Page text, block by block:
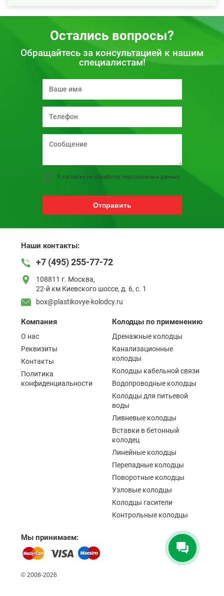
Остались вопросы?
Обращайтесь за консультацией к нашим
специалистам!
Я согласен на обработку персональных данных
Отправить
Наши контакты:
+7 (495) 255-77-72
108811 г. Москва,
22-й км Киевского шоссе, д. 6, с. 1
box@plastikovye-kolodcy.ru
Компания
О нас
Реквизиты
Контакты
Политика
конфиденциальности
Колодцы по применению
Дренажные колодцы
Канализационные
колодцы
Колодцы кабельной связи
Водопроводные колодцы
Колодцы для питьевой
воды
Ливневые колодцы
Вставки в бетонный
колодец
Линейные колодцы
Перепадные колодцы
Поворотные колодцы
Узловые колодцы
Колодцы гасители
Контрольные колодцы
Мы принимаем:
© 2008-2026